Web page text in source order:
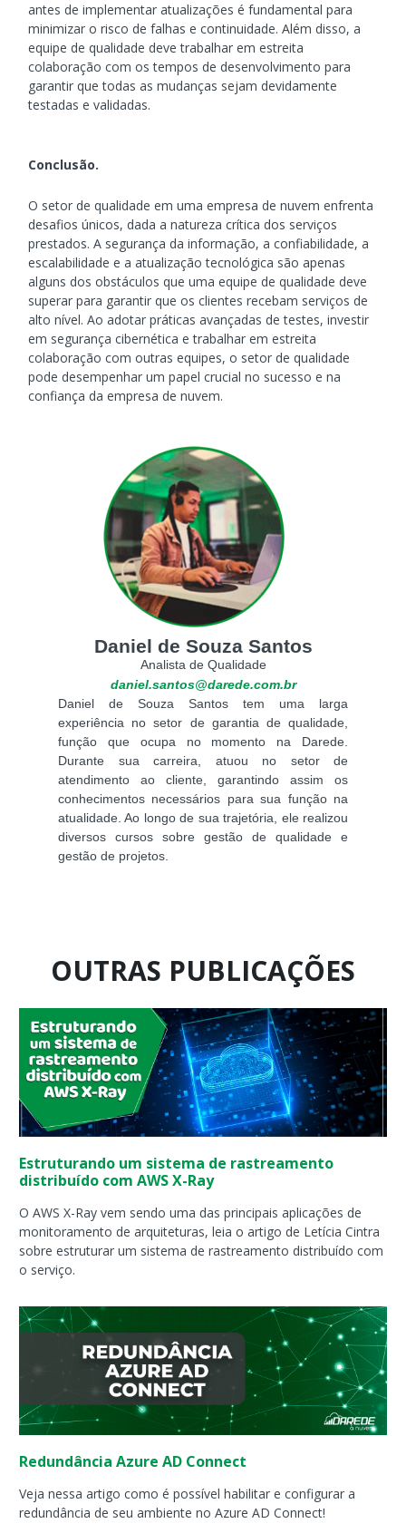
antes de implementar atualizações é fundamental para
minimizar o risco de falhas e continuidade. Além disso, a
equipe de qualidade deve trabalhar em estreita
colaboração com os tempos de desenvolvimento para
garantir que todas as mudanças sejam devidamente
testadas e validadas.
Conclusão.
O setor de qualidade em uma empresa de nuvem enfrenta
desafios únicos, dada a natureza crítica dos serviços
prestados. A segurança da informação, a confiabilidade, a
escalabilidade e a atualização tecnológica são apenas
alguns dos obstáculos que uma equipe de qualidade deve
superar para garantir que os clientes recebam serviços de
alto nível. Ao adotar práticas avançadas de testes, investir
em segurança cibernética e trabalhar em estreita
colaboração com outras equipes, o setor de qualidade
pode desempenhar um papel crucial no sucesso e na
confiança da empresa de nuvem.
Daniel de Souza Santos
Analista de Qualidade
daniel.santos@darede.com.br
Daniel de Souza Santos tem uma larga
experiência no setor de garantia de qualidade,
função que ocupa no momento na Darede.
Durante sua carreira, atuou no setor de
atendimento ao cliente, garantindo assim os
conhecimentos necessários para sua função na
atualidade. Ao longo de sua trajetória, ele realizou
diversos cursos sobre gestão de qualidade e
gestão de projetos.
OUTRAS PUBLICAÇÕES
Estruturando um sistema de rastreamento
distribuído com AWS X-Ray
O AWS X-Ray vem sendo uma das principais aplicações de
monitoramento de arquiteturas, leia o artigo de Letícia Cintra
sobre estruturar um sistema de rastreamento distribuído com
o serviço.
Redundância Azure AD Connect
Veja nessa artigo como é possível habilitar e configurar a
redundância de seu ambiente no Azure AD Connect!
PáginaPáginaPáginaPáginaPáginaPáginaPáginaPáginaPáginaPágina